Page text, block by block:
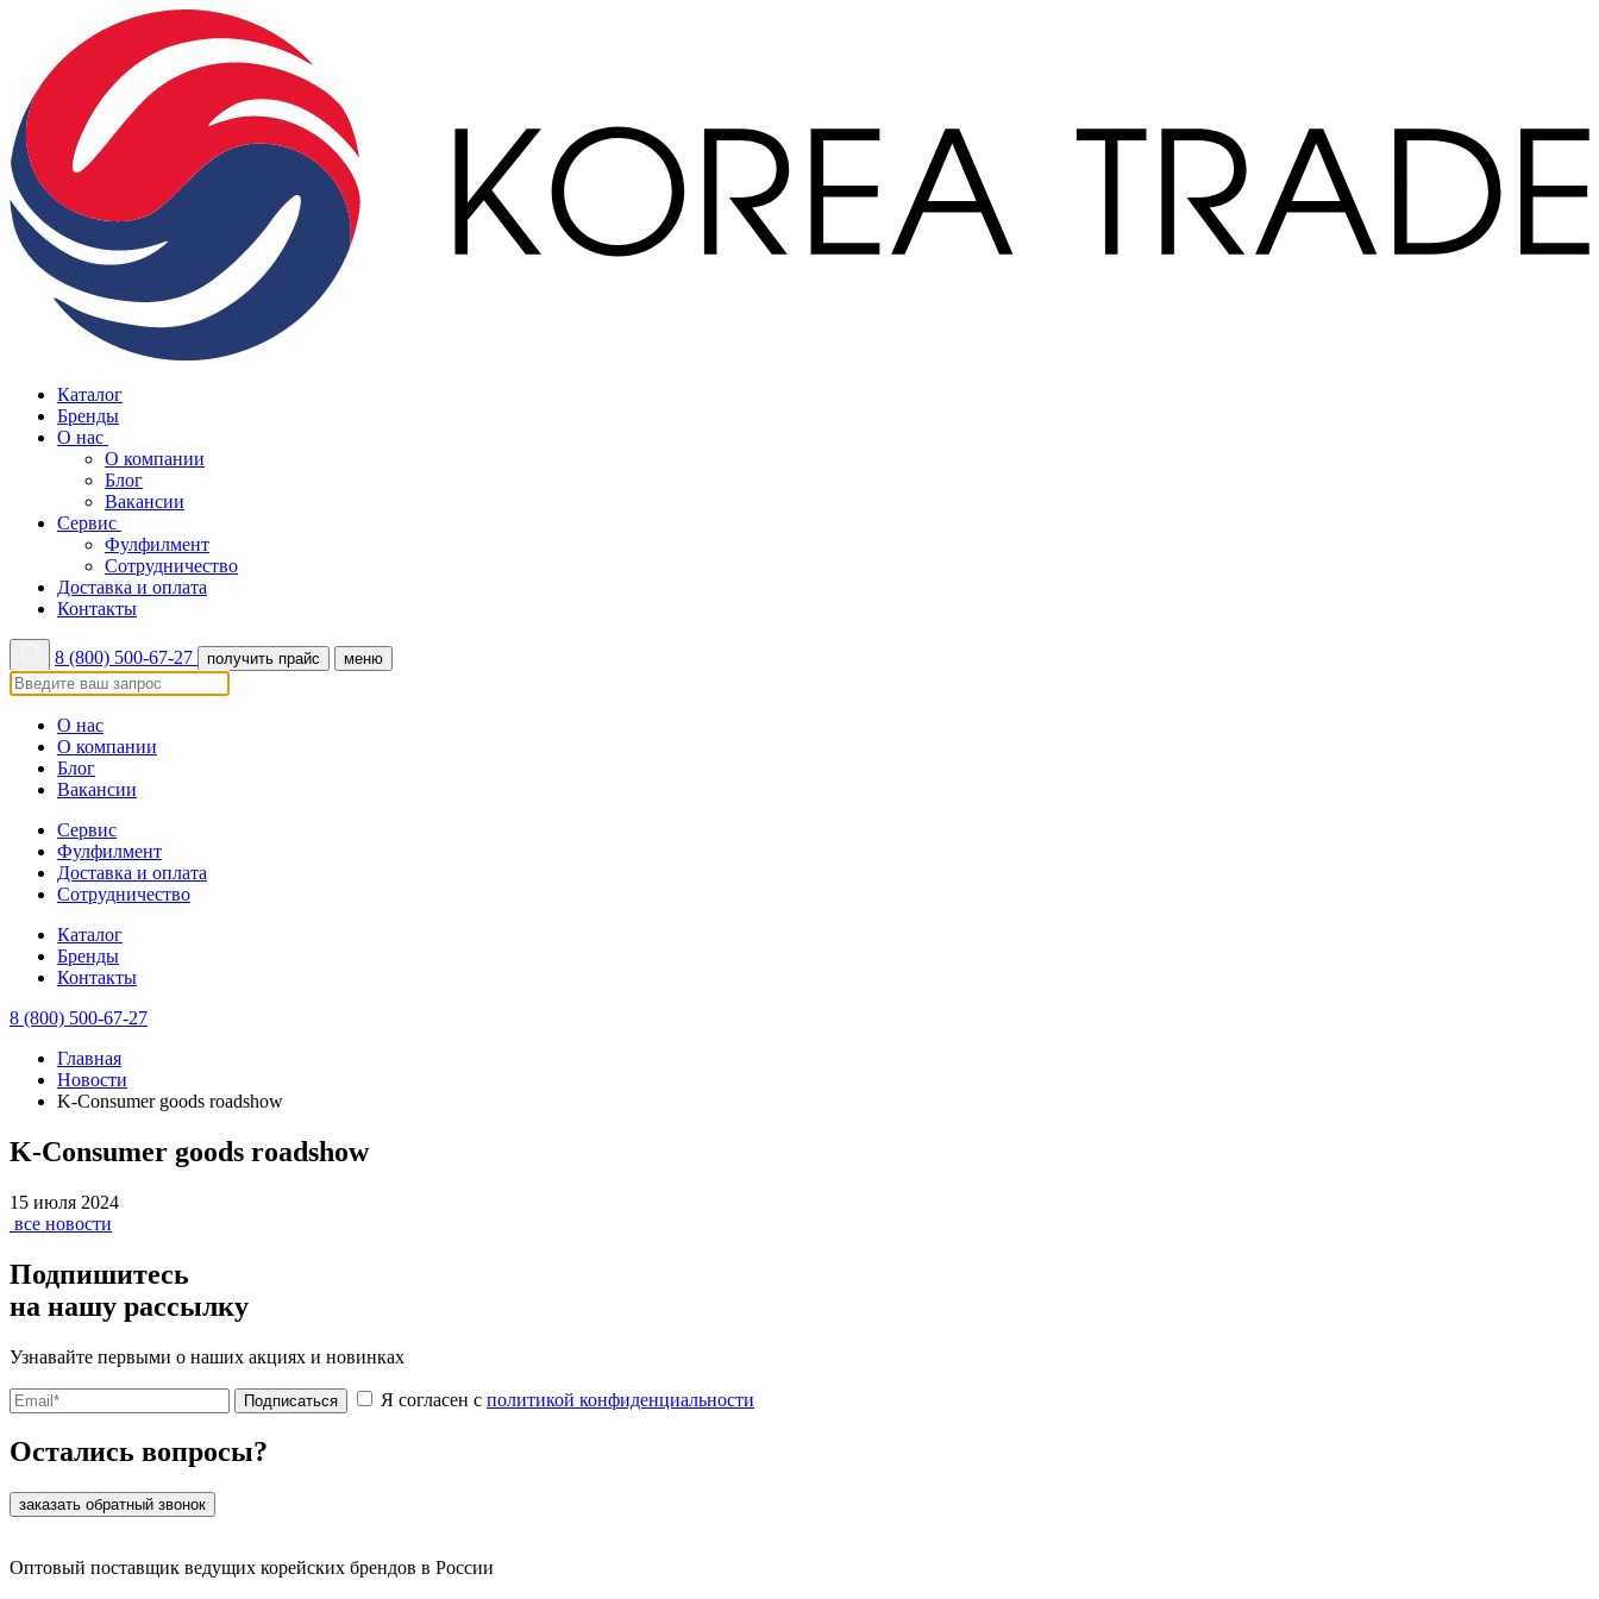
Каталог
Бренды
О нас
О компании
Блог
Вакансии
Сервис
Фулфилмент
Сотрудничество
Доставка и оплата
Контакты
8 (800) 500-67-27 получить прайс меню
О нас
О компании
Блог
Вакансии
Сервис
Фулфилмент
Доставка и оплата
Сотрудничество
Каталог
Бренды
Контакты
8 (800) 500-67-27
Главная
Новости
K-Consumer goods roadshow
K-Consumer goods roadshow
15 июля 2024
все новости
Подпишитесь
на нашу рассылку
Узнавайте первыми о наших акциях и новинках
Подписаться Я согласен с политикой конфиденциальности
Остались вопросы?
заказать обратный звонок
Оптовый поставщик ведущих корейских брендов в России